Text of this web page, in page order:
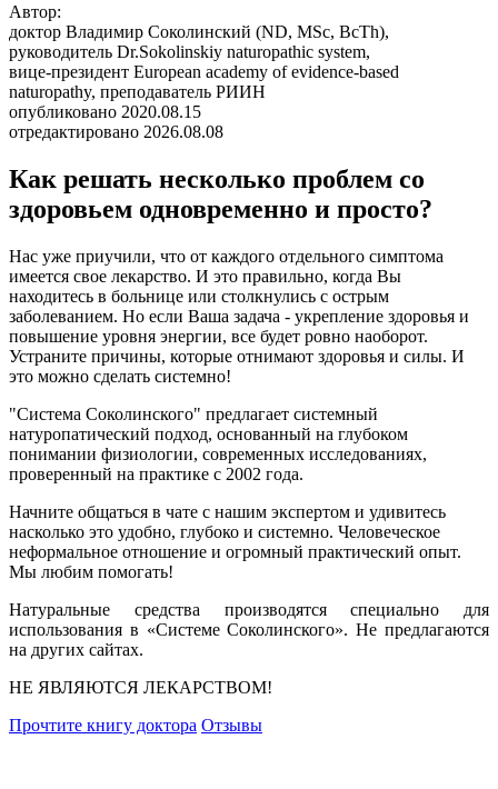
Автор:
доктор Владимир Соколинский (ND, MSc, BcTh),
руководитель Dr.Sokolinskiy naturopathic system,
вице-президент European academy of evidence-based
naturopathy, преподаватель РИИН
опубликовано 2020.08.15
отредактировано 2026.08.08
Как решать несколько проблем со
здоровьем одновременно и просто?
Нас уже приучили, что от каждого отдельного симптома
имеется свое лекарство. И это правильно, когда Вы
находитесь в больнице или столкнулись с острым
заболеванием. Но если Ваша задача - укрепление здоровья и
повышение уровня энергии, все будет ровно наоборот.
Устраните причины, которые отнимают здоровья и силы. И
это можно сделать системно!
"Система Соколинского" предлагает системный
натуропатический подход, основанный на глубоком
понимании физиологии, современных исследованиях,
проверенный на практике с 2002 года.
Начните общаться в чате с нашим экспертом и удивитесь
насколько это удобно, глубоко и системно. Человеческое
неформальное отношение и огромный практический опыт.
Мы любим помогать!
Натуральные средства производятся специально для
использования в «Системе Соколинского». Не предлагаются
на других сайтах.
НЕ ЯВЛЯЮТСЯ ЛЕКАРСТВОМ!
Прочтите книгу доктора Отзывы